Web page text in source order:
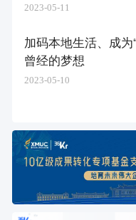
2023-05-11
加码本地生活、成
曾经的梦想
2023-05-10